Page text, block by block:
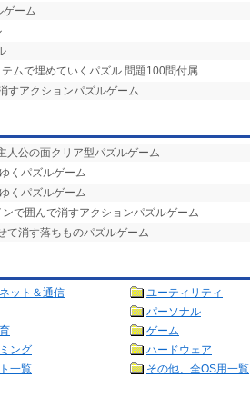
ゲーム
ムで埋めていくパズル 問題100問付属
すアクションパズルゲーム
人公の面クリア型パズルゲーム
くパズルゲーム
くパズルゲーム
で囲んで消すアクションパズルゲーム
て消す落ちものパズルゲーム
ット＆通信
ユーティリティ
パーソナル
ゲーム
ング
ハードウェア
一覧 その他、全OS用一覧